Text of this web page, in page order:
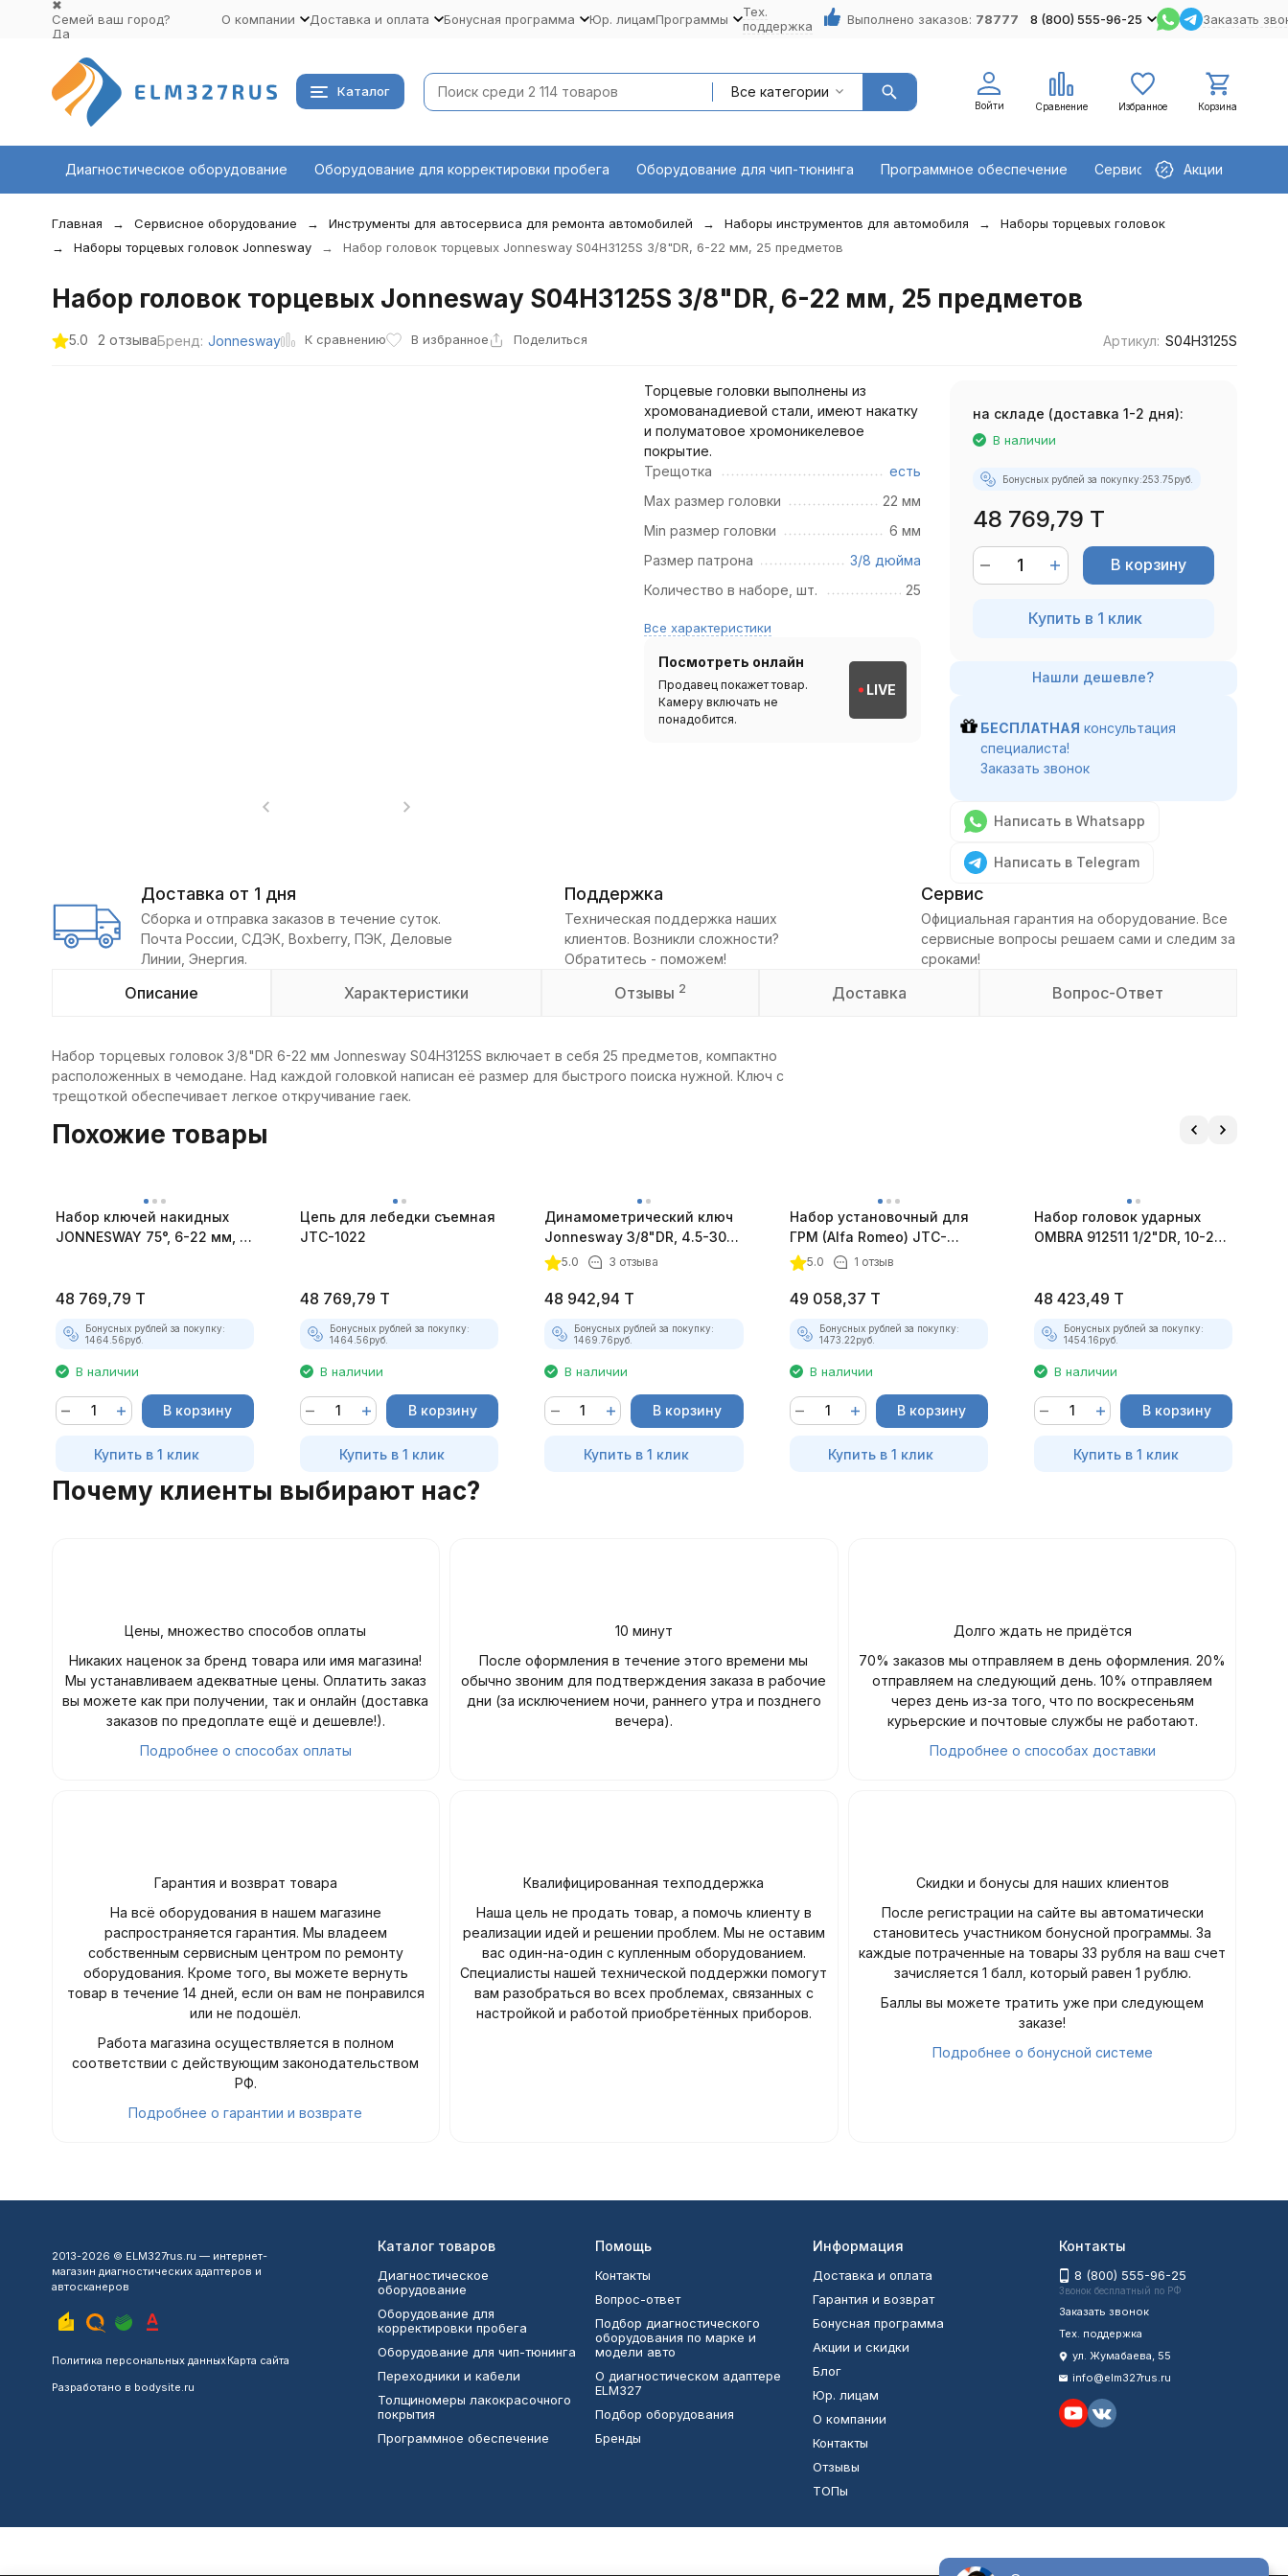
✖
Семей ваш город?
Да
О компании Доставка и оплата Бонусная программа Юр. лицамПрограммы
Тех.
поддержка
Выполнено заказов: 78777 8 (800) 555-96-25 Заказать
Каталог Все категории
Войти Сравнение Избранное Корзина
Диагностическое оборудование Оборудование для корректировки пробега Оборудование для чип-тюнинга Программное обеспечение Сервисное оборудование
Акции
Главная Сервисное оборудование Инструменты для автосервиса для ремонта автомобилей Наборы инструментов для автомобиля
Наборы торцевых головок
Наборы торцевых головок Jonnesway
Набор головок торцевых Jonnesway S04H3125S 3/8"DR, 6-22 мм, 25 предметов
Набор головок торцевых Jonnesway S04H3125S 3/8"DR, 6-22 мм, 25 предметов
5.0 2 отзываБренд: Jonnesway К сравнению В избранное Поделиться Артикул: S04H3125S
Торцевые головки выполнены из
хромованадиевой стали, имеют накатку
и полуматовое хромоникелевое
покрытие.
Трещотка
есть
Max размер головки
22 мм
Min размер головки
6 мм
Размер патрона
3/8 дюйма
Количество в наборе, шт.
25
Все характеристики
Посмотреть онлайн
Продавец покажет товар.
Камеру включать не
понадобится.
LIVE
на складе (доставка 1-2 дня):
В наличии
Бонусных рублей за покупку:253.75руб.
48 769,79 T
В корзину
Купить в 1 клик
БЕСПЛАТНАЯ консультация
специалиста!
Заказать звонок
Написать в Whatsapp
Написать в Telegram
Доставка от 1 дня
Сборка и отправка заказов в течение суток.
Почта России, СДЭК, Boxberry, ПЭК, Деловые
Линии, Энергия.
Поддержка
Техническая поддержка наших
клиентов. Возникли сложности?
Обратитесь - поможем!
Сервис
Официальная гарантия на оборудование. Все
сервисные вопросы решаем сами и следим за
сроками!
Описание Характеристики Отзывы 2 Доставка Вопрос-Ответ
Набор торцевых головок 3/8"DR 6-22 мм Jonnesway S04H3125S включает в себя 25 предметов, компактно
расположенных в чемодане. Над каждой головкой написан её размер для быстрого поиска нужной. Ключ с
трещоткой обеспечивает легкое откручивание гаек.
Похожие товары
Набор ключей накидных
JONNESWAY 75°, 6-22 мм, 8
48 769,79 T
Бонусных рублей за покупку:
1464.56руб.
В наличии
В корзину
Купить в 1 клик
Цепь для лебедки съемная
JTC-1022
48 769,79 T
Бонусных рублей за покупку:
1464.56руб.
В наличии
В корзину
Купить в 1 клик
Динамометрический ключ
Jonnesway 3/8"DR, 4.5-30
Нм5.0 3 отзыва
48 942,94 T
Бонусных рублей за покупку:
1469.76руб.
В наличии
В корзину
Купить в 1 клик
Набор установочный для
ГРМ (Alfa Romeo) JTC-
JW0565
5.0 1 отзыв
49 058,37 T
Бонусных рублей за покупку:
1473.22руб.
В наличии
В корзину
Купить в 1 клик
Набор головок ударных
OMBRA 912511 1/2"DR, 10-24
48 423,49 T
Бонусных рублей за покупку:
1454.16руб.
В наличии
В корзину
Купить в 1 клик
Почему клиенты выбирают нас?
Цены, множество способов оплаты
Никаких наценок за бренд товара или имя магазина!
Мы устанавливаем адекватные цены. Оплатить заказ
вы можете как при получении, так и онлайн (доставка
заказов по предоплате ещё и дешевле!).
Подробнее о способах оплаты
10 минут
После оформления в течение этого времени мы
обычно звоним для подтверждения заказа в рабочие
дни (за исключением ночи, раннего утра и позднего
вечера).
Долго ждать не придётся
70% заказов мы отправляем в день оформления. 20%
отправляем на следующий день. 10% отправляем
через день из-за того, что по воскресеньям
курьерские и почтовые службы не работают.
Подробнее о способах доставки
Гарантия и возврат товара
На всё оборудования в нашем магазине
распространяется гарантия. Мы владеем
собственным сервисным центром по ремонту
оборудования. Кроме того, вы можете вернуть
товар в течение 14 дней, если он вам не понравился
или не подошёл.
Работа магазина осуществляется в полном
соответствии с действующим законодательством
РФ.
Подробнее о гарантии и возврате
Квалифицированная техподдержка
Наша цель не продать товар, а помочь клиенту в
реализации идей и решении проблем. Мы не оставим
вас один-на-один с купленным оборудованием.
Специалисты нашей технической поддержки помогут
вам разобраться во всех проблемах, связанных с
настройкой и работой приобретённых приборов.
Скидки и бонусы для наших клиентов
После регистрации на сайте вы автоматически
становитесь участником бонусной программы. За
каждые потраченные на товары 33 рубля на ваш счет
зачисляется 1 балл, который равен 1 рублю.
Баллы вы можете тратить уже при следующем
заказе!
Подробнее о бонусной системе
2013-2026 © ELM327rus.ru — интернет-
магазин диагностических адаптеров и
автосканеров
Политика персональных данныхКарта сайта
Разработано в bodysite.ru
Каталог товаров
Диагностическое
оборудование
Оборудование для
корректировки пробега
Оборудование для чип-тюнинга
Переходники и кабели
Толщиномеры лакокрасочного
покрытия
Программное обеспечение
Помощь
Контакты
Вопрос-ответ
Подбор диагностического
оборудования по марке и
модели авто
О диагностическом адаптере
ELM327
Подбор оборудования
Бренды
Информация
Доставка и оплата
Гарантия и возврат
Бонусная программа
Акции и скидки
Блог
Юр. лицам
О компании
Контакты
Отзывы
ТОПы
Контакты
8 (800) 555-96-25
Звонок бесплатный по РФ
Заказать звонок
Тех. поддержка
ул. Жумабаева, 55
info@elm327rus.ru